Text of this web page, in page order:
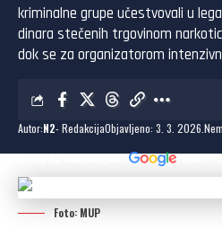
kriminalne grupe učestvovali u
dinara stečenih trgovinom
dok se za organizatorom
Autor:N2- RedakcijaObjavljeno: 3. 3. 2026.
Dodaj N2 kao omiljeni izvor
Foto: MUP